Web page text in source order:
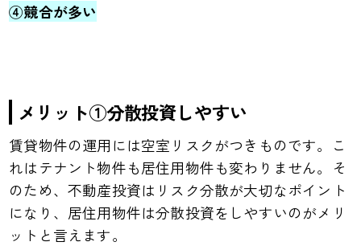
④競合が多い
メリット①分散投資しやすい
賃貸物件の運用には空室リスクがつきものです。こ
れはテナント物件も居住用物件も変わりません。そ
のため、不動産投資はリスク分散が大切なポイント
になり、居住用物件は分散投資をしやすいのがメリ
ットと言えます。